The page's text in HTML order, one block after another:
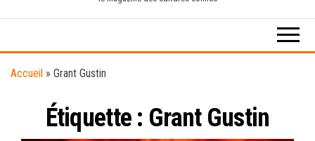
Accueil » Grant Gustin
Étiquette : Grant Gustin